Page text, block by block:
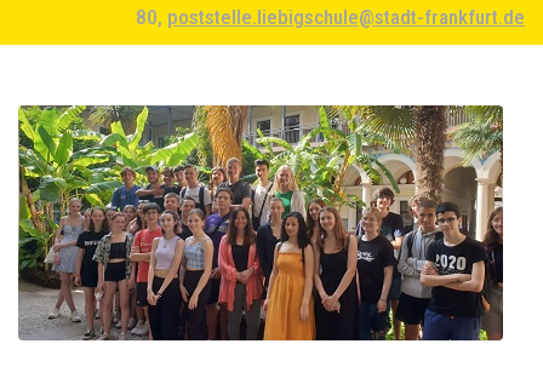
80, poststelle.liebigschule@stadt-frankfurt.de